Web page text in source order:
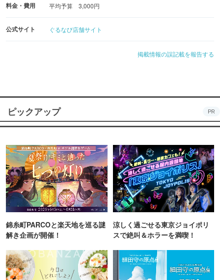
料金・費用 平均予算 3,000円
公式サイト ぐるなび店舗サイト
掲載情報の誤記載を報告する
ピックアップ PR
錦糸町PARCOと楽天地を巡る謎
解き企画が開催！
涼しく過ごせる東京ジョイポリ
スで絶叫＆ホラーを満喫！